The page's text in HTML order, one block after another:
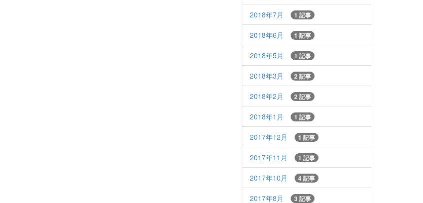
2018年7月 1 記事
2018年6月 1 記事
2018年5月 1 記事
2018年3月 2 記事
2018年2月 2 記事
2018年1月 1 記事
2017年12月 1 記事
2017年11月 1 記事
2017年10月 4 記事
2017年8月 3 記事